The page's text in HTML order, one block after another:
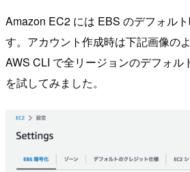
Amazon EC2 には EBS のデフォル
す。アカウント作成時は下記画像の
AWS CLI で全リージョンのデフォル
を試してみました。